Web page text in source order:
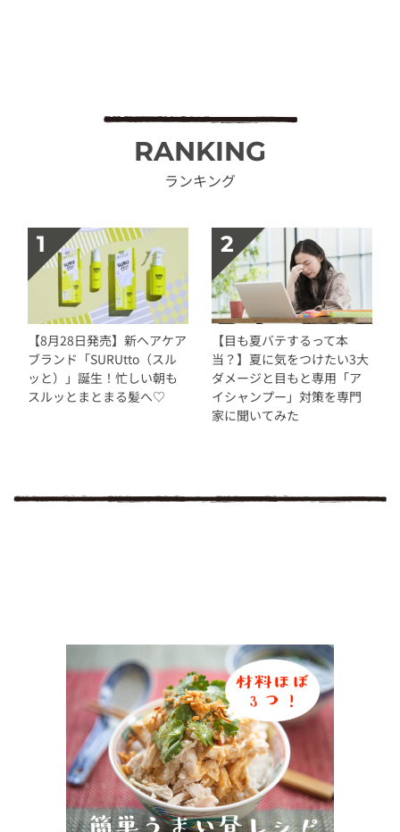
RANKING
ランキング
【8月28日発売】新ヘアケア
ブランド「SURUtto（スル
ッと）」誕生！忙しい朝も
スルッとまとまる髪へ♡
【目も夏バテするって本
当？】夏に気をつけたい3大
ダメージと目もと専用「ア
イシャンプー」対策を専門
家に聞いてみた